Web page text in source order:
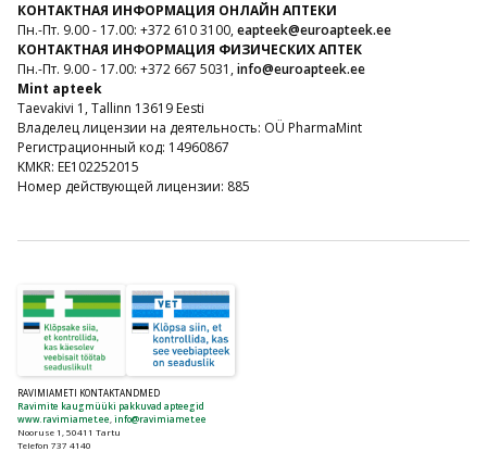
КОНТАКТНАЯ ИНФОРМАЦИЯ ОНЛАЙН АПТЕКИ
Пн.-Пт. 9.00 - 17.00: +372 610 3100,eapteek@euroapteek.ee
КОНТАКТНАЯ ИНФОРМАЦИЯ ФИЗИЧЕСКИХ АПТЕК
Пн.-Пт. 9.00 - 17.00: +372 667 5031,info@euroapteek.ee
Mint apteek
Taevakivi 1, Tallinn 13619 Eesti
Владелец лицензии на деятельность: OÜ PharmaMint
Регистрационный код: 14960867
KMKR: EE102252015
Номер действующей лицензии: 885
RAVIMIAMETI KONTAKTANDMED
Ravimite kaugmüüki pakkuvad apteegid
www.ravimiamet.ee info@ravimiamet.ee
Nooruse 1, 50411 Tartu
Telefon 737 4140